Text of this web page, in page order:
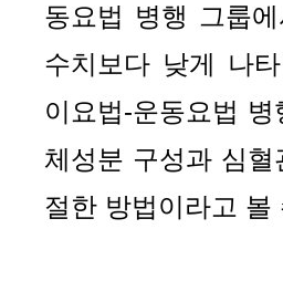
동요법 병행 그룹
수치보다 낮게 나
이요법-운동요법
체성분 구성과 심
절한 방법이라고 볼